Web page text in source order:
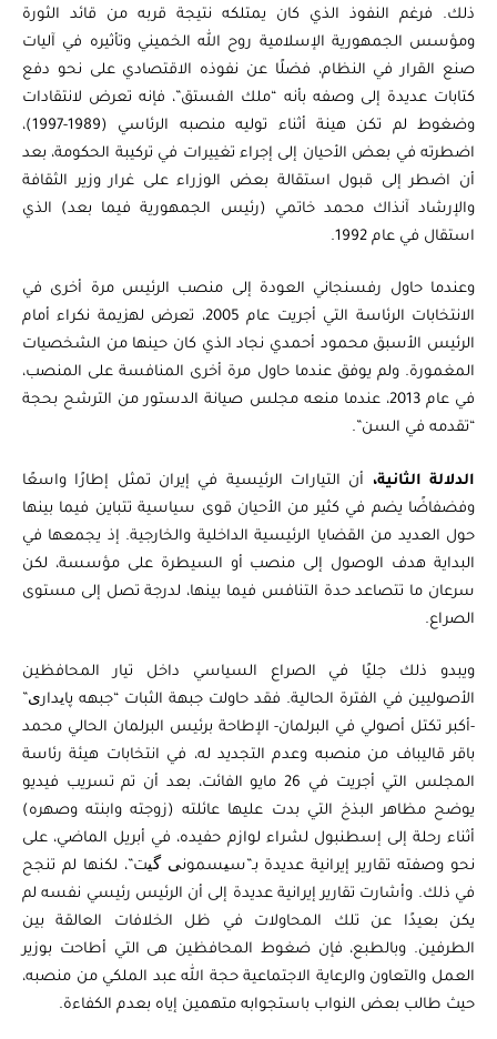
ذلك. فرغم النفوذ الذي كان يمتلكه نتيجة قربه من قائد الثورة
ومؤسس الجمهورية الإسلامية روح الله الخميني وتأثيره في آليات
صنع القرار في النظام، فضلًا عن نفوذه الاقتصادي على نحو دفع
كتابات عديدة إلى وصفه بأنه “ملك الفستق”، فإنه تعرض لانتقادات
وضغوط لم تكن هينة أثناء توليه منصبه الرئاسي (1989-1997)،
اضطرته في بعض الأحيان إلى إجراء تغييرات في تركيبة الحكومة، بعد
أن اضطر إلى قبول استقالة بعض الوزراء على غرار وزير الثقافة
والإرشاد آنذاك محمد خاتمي (رئيس الجمهورية فيما بعد) الذي
استقال في عام 1992.
وعندما حاول رفسنجاني العودة إلى منصب الرئيس مرة أخرى في
الانتخابات الرئاسة التي أجريت عام 2005، تعرض لهزيمة نكراء أمام
الرئيس الأسبق محمود أحمدي نجاد الذي كان حينها من الشخصيات
المغمورة. ولم يوفق عندما حاول مرة أخرى المنافسة على المنصب،
في عام 2013، عندما منعه مجلس صيانة الدستور من الترشح بحجة
“تقدمه في السن”.
الدلالة الثانية،أن التيارات الرئيسية في إيران تمثل إطارًا واسعًا
وفضفاضًا يضم في كثير من الأحيان قوى سياسية تتباين فيما بينها
حول العديد من القضايا الرئيسية الداخلية والخارجية. إذ يجمعها في
البداية هدف الوصول إلى منصب أو السيطرة على مؤسسة، لكن
سرعان ما تتصاعد حدة التنافس فيما بينها، لدرجة تصل إلى مستوى
الصراع.
ويبدو ذلك جليًا في الصراع السياسي داخل تيار المحافظين
الأصوليين في الفترة الحالية. فقد حاولت جبهة الثبات “جبهه پایداری”
-أكبر تكتل أصولي في البرلمان- الإطاحة برئيس البرلمان الحالي محمد
باقر قاليباف من منصبه وعدم التجديد له، في انتخابات هيئة رئاسة
المجلس التي أجريت في 26 مايو الفائت، بعد أن تم تسريب فيديو
يوضح مظاهر البذخ التي بدت عليها عائلته (زوجته وابنته وصهره)
أثناء رحلة إلى إسطنبول لشراء لوازم حفيده، في أبريل الماضي، على
نحو وصفته تقارير إيرانية عديدة بـ”سیسمونی گیت”، لكنها لم تنجح
في ذلك. وأشارت تقارير إيرانية عديدة إلى أن الرئيس رئيسي نفسه لم
يكن بعيدًا عن تلك المحاولات في ظل الخلافات العالقة بين
الطرفين. وبالطبع، فإن ضغوط المحافظين هى التي أطاحت بوزير
العمل والتعاون والرعاية الاجتماعية حجة الله عبد الملكي من منصبه،
حيث طالب بعض النواب باستجوابه متهمين إياه بعدم الكفاءة.